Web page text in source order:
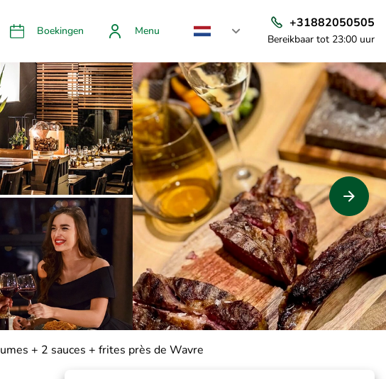
Boekingen Menu
+31882050505
Bereikbaar tot 23:00 uur
+ 2 sauces + frites près de Wavre